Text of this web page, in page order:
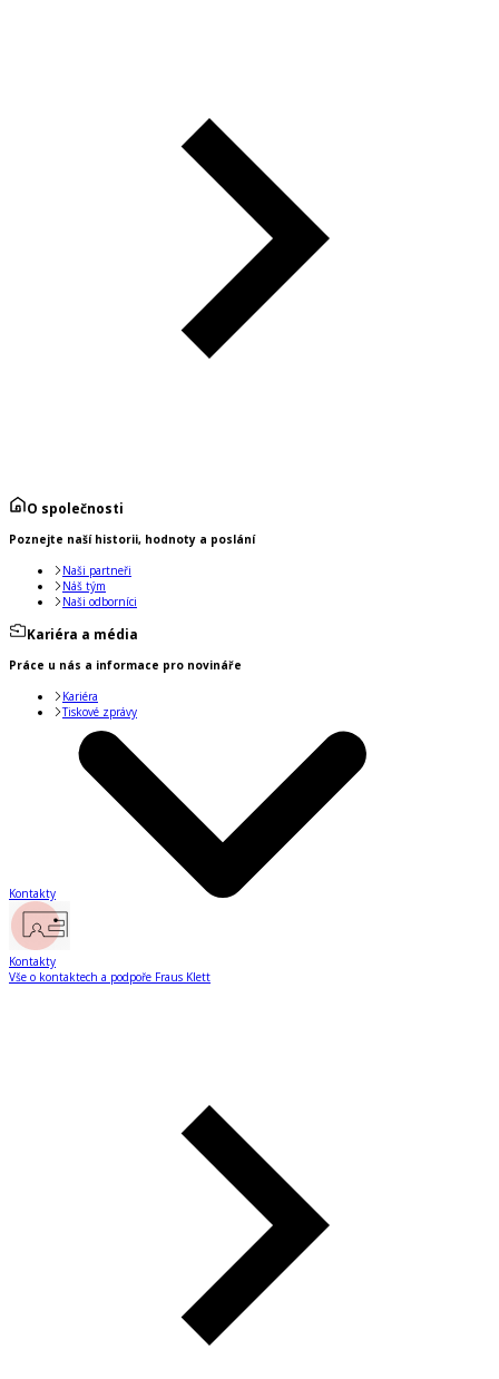
O společnosti
Poznejte naší historii, hodnoty a poslání
Naši partneři
Náš tým
Naši odborníci
Kariéra a média
Práce u nás a informace pro novináře
Kariéra
Tiskové zprávy
Kontakty
Kontakty
Vše o kontaktech a podpoře Fraus Klett